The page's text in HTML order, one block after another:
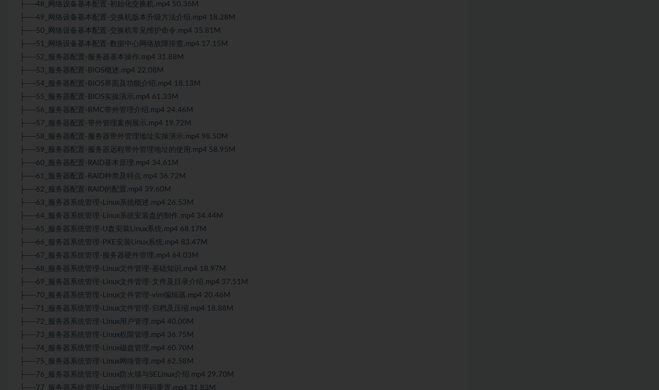
├──48_网络设备基本配置-初始化交换机.mp4 50.36M
├──49_网络设备基本配置-交换机版本升级方法介绍.mp4 18.28M
├──50_网络设备基本配置-交换机常见维护命令.mp4 35.81M
├──51_网络设备基本配置-数据中心网络故障排查.mp4 17.15M
├──52_服务器配置-服务器基本操作.mp4 31.88M
├──53_服务器配置-BIOS概述.mp4 22.08M
├──54_服务器配置-BIOS界面及功能介绍.mp4 18.13M
├──55_服务器配置-BIOS实操演示.mp4 61.33M
├──56_服务器配置-BMC带外管理介绍.mp4 24.46M
├──57_服务器配置-带外管理案例展示.mp4 19.72M
├──58_服务器配置-服务器带外管理地址实操演示.mp4 98.50M
├──59_服务器配置-服务器远程带外管理地址的使用.mp4 58.95M
├──60_服务器配置-RAID基本原理.mp4 34.61M
├──61_服务器配置-RAID种类及特点.mp4 36.72M
├──62_服务器配置-RAID的配置.mp4 39.60M
├──63_服务器系统管理- Linux系统概述.mp4 26.53M
├──64_服务器系统管理- Linux系统安装盘的制作.mp4 34.44M
├──65_服务器系统管理-U盘安装Linux系统.mp4 68.17M
├──66_服务器系统管理-PXE安装Linux系统.mp4 83.47M
├──67_服务器系统管理-服务器硬件管理.mp4 64.03M
├──68_服务器系统管理-Linux文件管理-基础知识.mp4 18.97M
├──69_服务器系统管理-Linux文件管理-文件及目录介绍.mp4 37.51M
├──70_服务器系统管理-Linux文件管理-vim编辑器.mp4 20.46M
├──71_服务器系统管理-Linux文件管理-归档及压缩.mp4 18.88M
├──72_服务器系统管理-Linux用户管理.mp4 40.00M
├──73_服务器系统管理-Linux权限管理.mp4 36.75M
├──74_服务器系统管理-Linux磁盘管理.mp4 60.70M
├──75_服务器系统管理-Linux网络管理.mp4 62.58M
├──76_服务器系统管理-Linux防火墙与SELinux介绍.mp4 29.70M
├──77_服务器系统管理-Linux管理员密码重置.mp4 31.83M